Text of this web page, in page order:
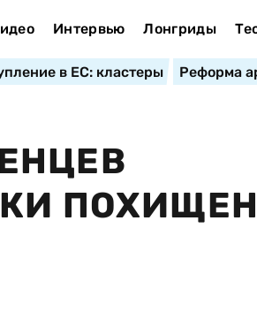
Интервью Лонгриды
в ЕС: кластеры Реформа